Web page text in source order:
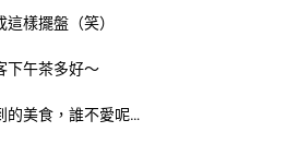
這樣擺盤（笑）
下午茶多好～
的美食，誰不愛呢…